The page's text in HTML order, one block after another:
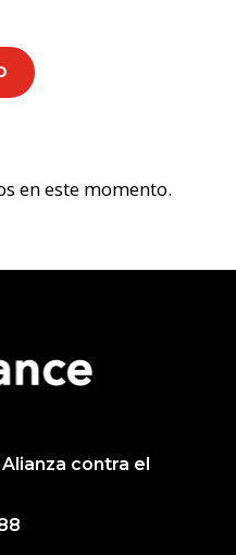
en este momento.
contra el